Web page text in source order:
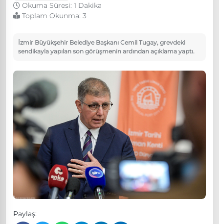
Okuma Süresi: 1 Dakika
Toplam Okunma: 3
İzmir Büyükşehir Belediye Başkanı Cemil Tugay, grevdeki
sendikayla yapılan son görüşmenin ardından açıklama yaptı.
Paylaş: